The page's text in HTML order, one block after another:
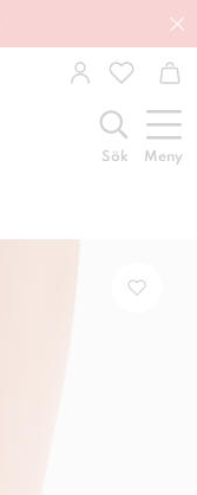
Sök Meny